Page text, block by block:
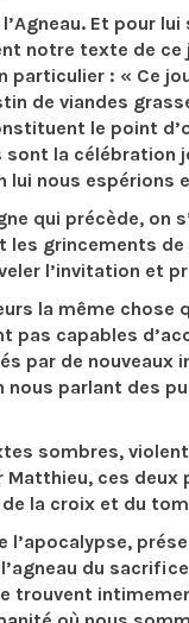
Et pour
notre texte de
particulier : « Ce
de viandes
le point
sont la
lui nous espérions
qui précède, on
grincements
l’invitation et
la même
pas capables
par de nouveaux
nous parlant des
sombres,
Matthieu, ces
la croix et du
l’apocalypse,
l’agneau du
trouvent